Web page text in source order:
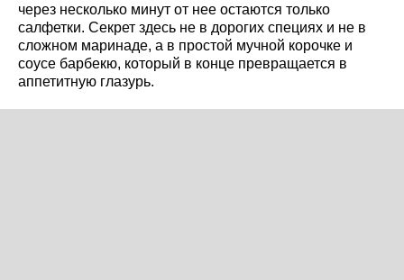
через несколько минут от нее остаются только
салфетки. Секрет здесь не в дорогих специях и не в
сложном маринаде, а в простой мучной корочке и
соусе барбекю, который в конце превращается в
аппетитную глазурь.